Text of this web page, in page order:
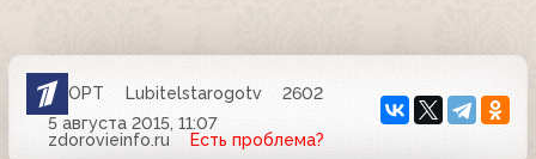
ОРТ Lubitelstarogotv
2602
5 августа 2015, 11:07
zdorovieinfo.ru
Есть проблема?